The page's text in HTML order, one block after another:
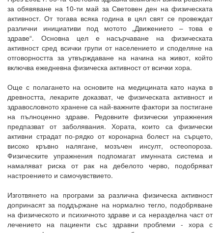
за обявяване на 10-ти май за Световен ден на физическата
активност. От тогава всяка година в цял свят се провеждат
различни инициативи под мотото „Движението – това е
здраве“. Основна цел е насърчаване на физическата
активност сред всички групи от населението и споделяне на
отговорността за утвърждаване на начина на живот, който
включва ежедневна физическа активност от всички хора.
Още с полагането на основите на медицината като наука в
древността, лекарите доказват, че физическата активност и
здравословното хранене са най-важните фактори за постигане
на пълноценно здраве. Редовните физически упражнения
предпазват от заболявания. Хората, които са физически
активни страдат по-рядко от коронарна болест на сърцето,
високо кръвно налягане, мозъчен инсулт, остеопороза.
Физическите упражнения подпомагат имунната система и
намаляват риска от рак на дебелото черво, подобряват
настроението и самочувствието.
Изготвянето на програми за различна физическа активност
допринасят за поддържане на нормално тегло, подобряване
на физическото и психичното здраве и са неразделна част от
лечението на пациенти със здравни проблеми - хора с